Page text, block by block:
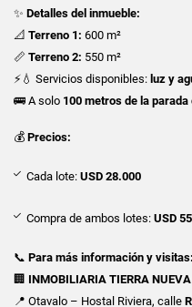
✨ Detalles del inmueble:
📐 Terreno 1: 600 m²
📏 Terreno 2: 550 m²
⚡💧 Servicios disponibles: luz y
🚌 A solo 100 metros de la parada
💰 Precios:
Cada lote: USD 28.000
Compra de ambos lotes: USD
📞 Para más información y visitas:
🏢 INMOBILIARIA TIERRA NUEVA
📍 Otavalo – Hostal Riviera, calle